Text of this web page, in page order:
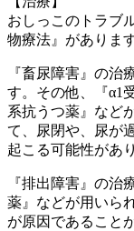
おしっこのトラブ
物療法』があります
『畜尿障害』の治
す。その他、『α1
系抗うつ薬』など
て、尿閉や、尿が
起こる可能性があ
『排出障害』の治
薬』などが用いら
が原因であること